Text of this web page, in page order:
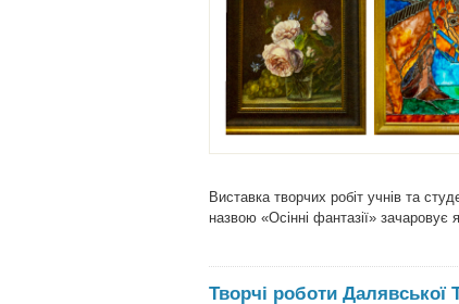
Виставка творчих робіт учнів та
назвою «Осінні фантазії» зачаровує
Творчі роботи Далявської